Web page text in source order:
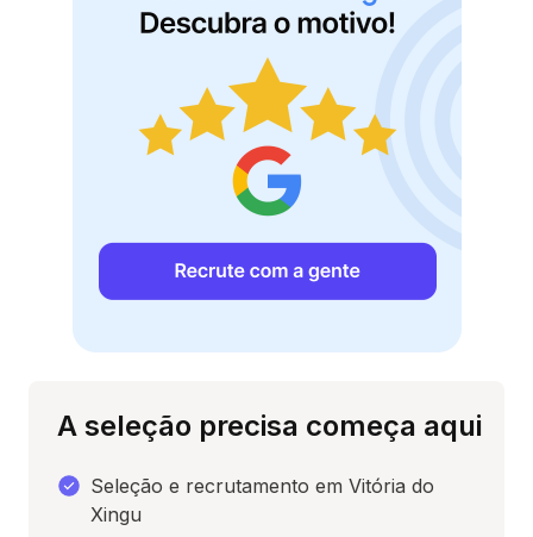
A seleção precisa começa aqui
Seleção e recrutamento em Vitória do
Xingu